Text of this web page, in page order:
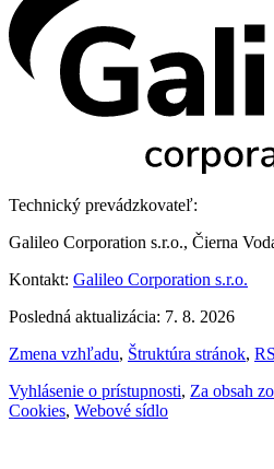
Technický prevádzkovateľ:
Galileo Corporation s.r.o., Čierna
Kontakt: Galileo Corporation s.r.o.
Posledná aktualizácia: 7. 8. 2026
Zmena vzhľadu, Štruktúra stránok,
Vyhlásenie o prístupnosti, Za obsah
Cookies, Webové sídlo